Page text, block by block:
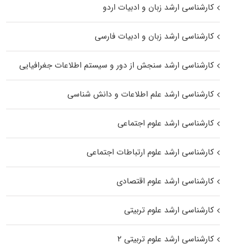
کارشناسی ارشد زبان و ادبیات اردو
کارشناسی ارشد زبان و ادبیات فارسی
کارشناسی ارشد سنجش از دور و سیستم اطلاعات جغرافیایی
کارشناسی ارشد علم اطلاعات و دانش شناسی
کارشناسی ارشد علوم اجتماعی
کارشناسی ارشد علوم ارتباطات اجتماعی
کارشناسی ارشد علوم اقتصادی
کارشناسی ارشد علوم تربیتی
کارشناسی ارشد علوم تربیتی ۲